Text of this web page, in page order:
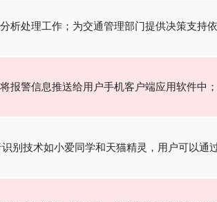
析处理工作；为交通管理部门提供决策支持
报警信息推送给用户手机客户端应用软件中
别技术如小爱同学和天猫精灵，用户可以通